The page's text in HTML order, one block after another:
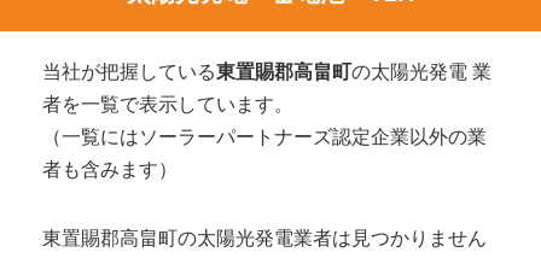
当社が把握している東置賜郡高畠町の太陽光発電 業
者を一覧で表示しています。
（一覧にはソーラーパートナーズ認定企業以外の業
者も含みます）
東置賜郡高畠町の太陽光発電業者は見つかりません